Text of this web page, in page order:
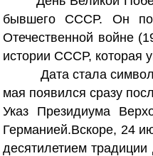
бывшего СССР. Он
Отечественной войне
истории СССР, которая
Дата стала
мая появился сразу
Указ Президиума
Германией.Вскоре, 24
десятилетием